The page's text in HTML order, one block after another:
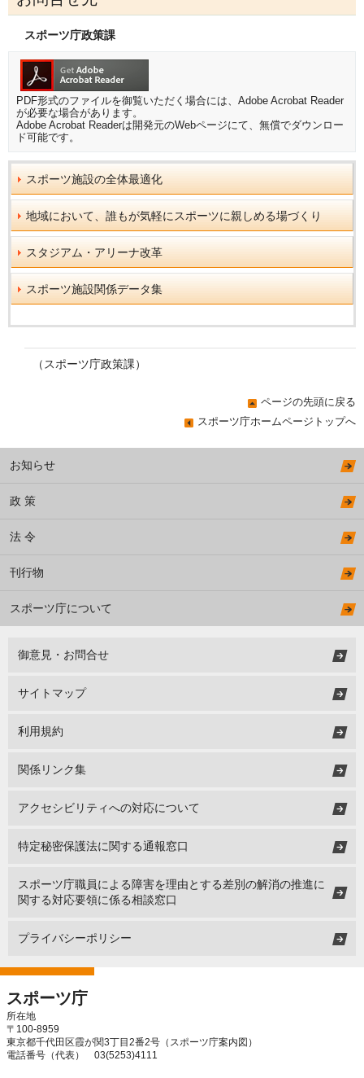
スポーツ庁政策課
PDF形式のファイルを御覧いただく場合には、Adobe Acrobat Reader
が必要な場合があります。
Adobe Acrobat Readerは開発元のWebページにて、無償でダウンロー
ド可能です。
スポーツ施設の全体最適化
地域において、誰もが気軽にスポーツに親しめる場づくり
スタジアム・アリーナ改革
スポーツ施設関係データ集
（スポーツ庁政策課）
ページの先頭に戻る
スポーツ庁ホームページトップへ
お知らせ
政 策
法 令
刊行物
スポーツ庁について
御意見・お問合せ
サイトマップ
利用規約
関係リンク集
アクセシビリティへの対応について
特定秘密保護法に関する通報窓口
スポーツ庁職員による障害を理由とする差別の解消の推進に
関する対応要領に係る相談窓口
プライバシーポリシー
スポーツ庁
所在地
〒100-8959
東京都千代田区霞が関3丁目2番2号（ スポーツ庁案内図 ）
電話番号（代表） 03(5253)4111